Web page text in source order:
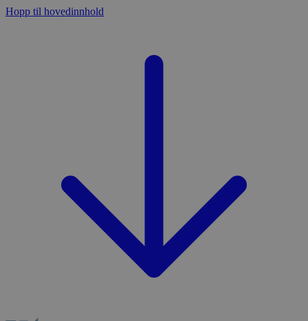
Hopp til hovedinnhold